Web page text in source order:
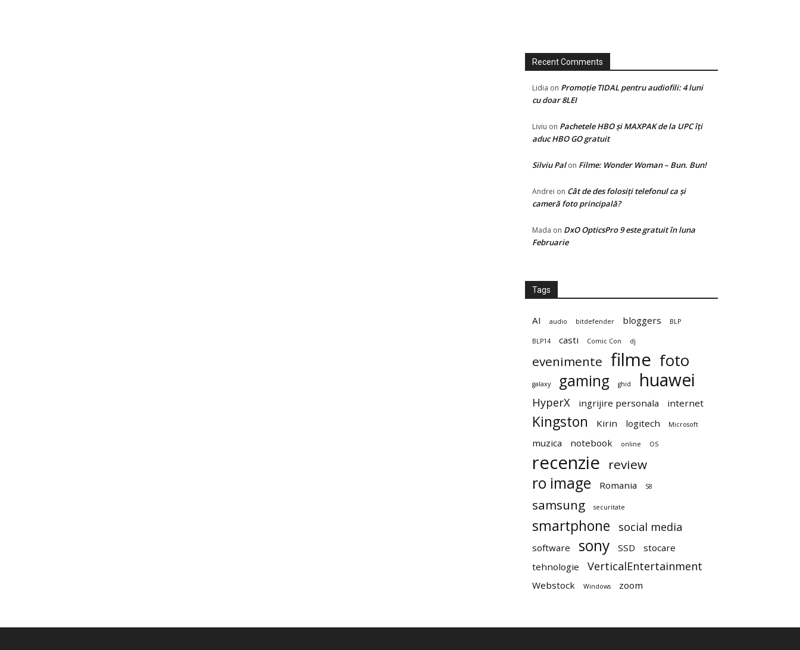
Recent Comments
Lidia on Promoție TIDAL pentru audiofili: 4 luni
cu doar 8LEI
Liviu on Pachetele HBO și MAXPAK de la UPC îți
aduc HBO GO gratuit
Silviu Palon Filme: Wonder Woman – Bun. Bun!
Andrei on Cât de des folosiți telefonul ca și
cameră foto principală?
Mada on DxO OpticsPro 9 este gratuit în luna
Februarie
Tags
AI audio bitdefender bloggers BLP
BLP14 casti Comic Con dj
evenimente filme foto
galaxy gaming ghid huawei
HyperX ingrijire personala internet
Kingston Kirin logitech Microsoft
muzica notebook online OS
recenzie review
ro image Romania S8
samsung securitate
smartphone social media
software sony SSD
stocare
tehnologie
VerticalEntertainment
Webstock Windows zoom